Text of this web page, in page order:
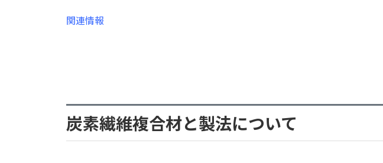
関連情報
炭素繊維複合材と製法について